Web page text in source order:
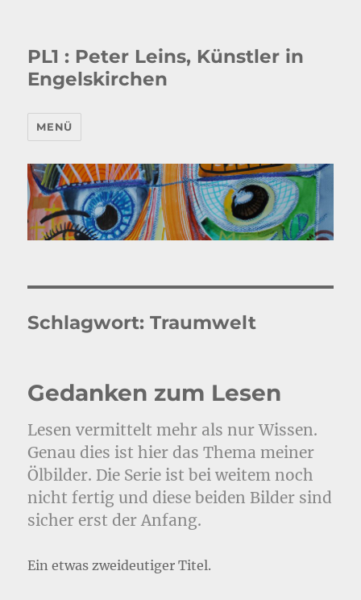
PL1 : Peter Leins, Künstler in
Engelskirchen
MENÜ
Schlagwort:Traumwelt
Gedanken zum Lesen
Lesen vermittelt mehr als nur Wissen.
Genau dies ist hier das Thema meiner
Ölbilder. Die Serie ist bei weitem noch
nicht fertig und diese beiden Bilder sind
sicher erst der Anfang.
Ein etwas zweideutiger Titel.